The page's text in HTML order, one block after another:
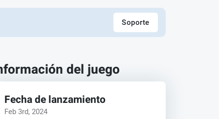
Soporte
del juego
Fecha de lanzamiento
Feb 3rd, 2024